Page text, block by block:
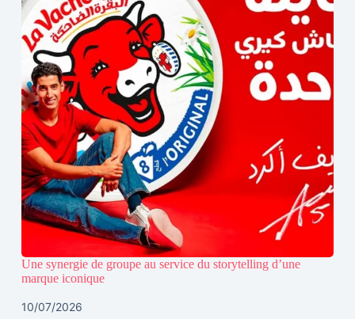
Une synergie de groupe au service du storytelling d’une
marque iconique
10/07/2026